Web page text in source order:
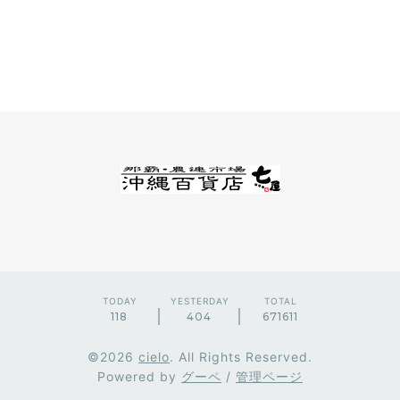
TODAY
118
YESTERDAY
404
TOTAL
671611
©2026 cielo. All Rights Reserved.
Powered by グーペ / 管理ページ